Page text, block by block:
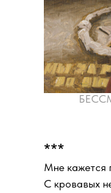
***
Мне кажется
С кровавых